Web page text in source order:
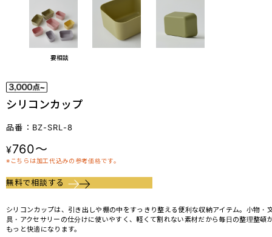
要相談
シリコンカップ
品番：BZ-SRL-8
¥760～
※こちらは加工代込みの参考価格です。
無料で相談する
シリコンカップは、引き出しや棚の中をすっきり整える便利な収納アイテム。小物・
具・アクセサリーの仕分けに使いやすく、軽くて割れない素材だから毎日の整理整頓
もっと快適になります。